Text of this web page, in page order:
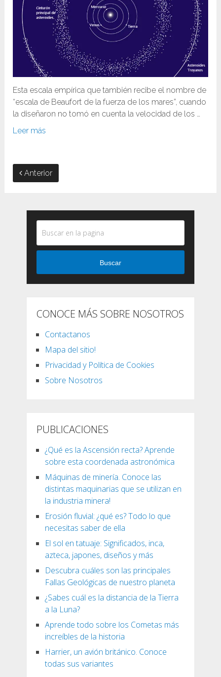
Esta escala empírica que también recibe el nombre de
“escala de Beaufort de la fuerza de los mares”, cuando
la diseñaron no tomó en cuenta la velocidad de los …
Leer más
Anterior
Buscar
CONOCE MÁS SOBRE NOSOTROS
Contactanos
Mapa del sitio!
Privacidad y Política de Cookies
Sobre Nosotros
PUBLICACIONES
¿Qué es la Ascensión recta? Aprende
sobre esta coordenada astronómica
Máquinas de minería. Conoce las
distintas maquinarias que se utilizan en
la industria minera!
Erosión fluvial: ¿qué es? Todo lo que
necesitas saber de ella
El sol en tatuaje: Significados, inca,
azteca, japones, diseños y más
Descubra cuáles son las principales
Fallas Geológicas de nuestro planeta
¿Sabes cuál es la distancia de la Tierra
a la Luna?
Aprende todo sobre los Cometas más
increíbles de la historia
Harrier, un avión británico. Conoce
todas sus variantes